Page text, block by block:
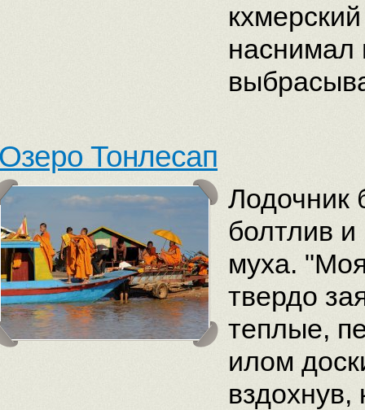
наснимал
Тонлесап
Лодочник
болтлив и
муха.
твердо
теплые,
илом